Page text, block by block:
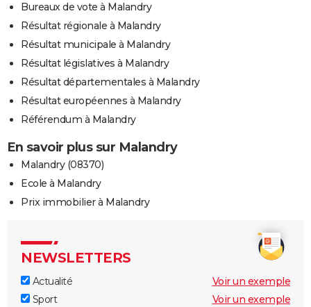
Bureaux de vote à Malandry
Résultat régionale à Malandry
Résultat municipale à Malandry
Résultat législatives à Malandry
Résultat départementales à Malandry
Résultat européennes à Malandry
Référendum à Malandry
En savoir plus sur Malandry
Malandry (08370)
Ecole à Malandry
Prix immobilier à Malandry
NEWSLETTERS
Actualité
Voir un exemple
Sport
Voir un exemple